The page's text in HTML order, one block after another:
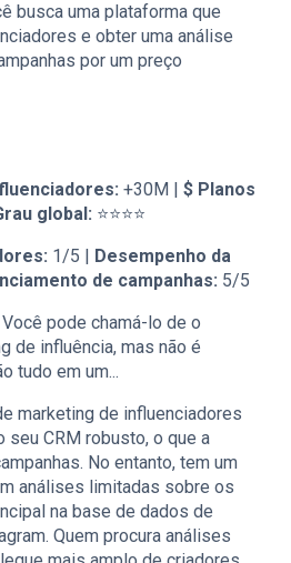
busca uma plataforma que
e obter uma análise
por um preço
+30M | $ Planos
global: ⭐⭐⭐⭐
1/5 |
Desempenho da
de campanhas: 5/5
pode chamá-lo de o
de influência, mas não é
tudo em um...
marketing de influenciadores
seu CRM robusto, o que a
No entanto, tem um
análises limitadas sobre os
na base de dados de
Quem procura análises